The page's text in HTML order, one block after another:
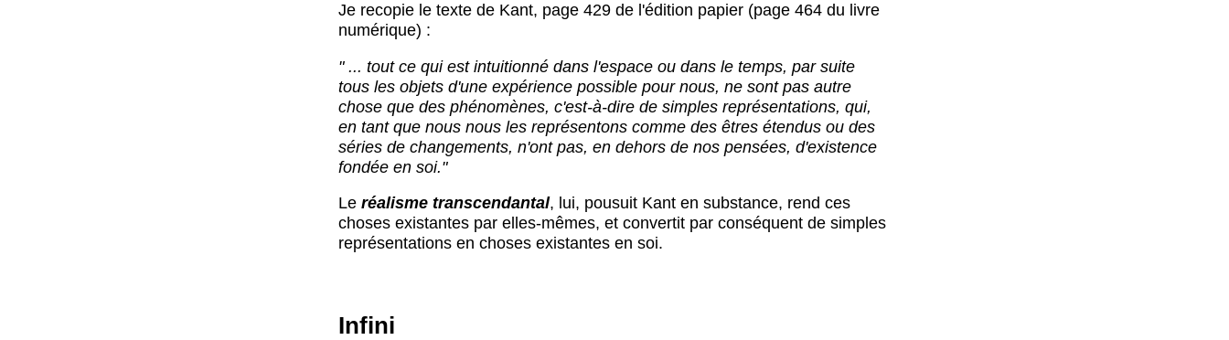
Je recopie le texte de Kant, page 429 de l'édition papier (page 464 du livre
numérique) :
" ... tout ce qui est intuitionné dans l'espace ou dans le temps, par suite
tous les objets d'une expérience possible pour nous, ne sont pas autre
chose que des phénomènes, c'est-à-dire de simples représentations, qui,
en tant que nous nous les représentons comme des êtres étendus ou des
séries de changements, n'ont pas, en dehors de nos pensées, d'existence
fondée en soi."
Leréalisme transcendantal, lui, pousuit Kant en substance, rend ces
choses existantes par elles-mêmes, et convertit par conséquent de simples
représentations en choses existantes en soi.
Infini